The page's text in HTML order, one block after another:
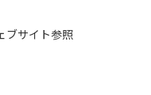
ブサイト参照